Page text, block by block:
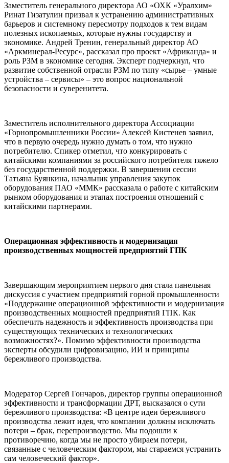
Заместитель генерального директора АО «ОХК «Уралхим»
Ринат Гизатулин призвал к устранению административных
барьеров и системному пересмотру подходов к тем видам
полезных ископаемых, которые нужны государству и
экономике. Андрей Тренин, генеральный директор АО
«Аркминерал-Ресурс», рассказал про проект «Африканда» и
роль РЗМ в экономике сегодня. Эксперт подчеркнул, что
развитие собственной отрасли РЗМ по типу «сырье – умные
устройства – сервисы» – это вопрос национальной
безопасности и суверенитета.
Заместитель исполнительного директора Ассоциации
«Горнопромышленники России» Алексей Кистенев заявил,
что в первую очередь нужно думать о том, что нужно
потребителю. Спикер отметил, что конкурировать с
китайскими компаниями за российского потребителя тяжело
без государственной поддержки. В завершении сессии
Татьяна Буянкина, начальник управления закупок
оборудования ПАО «ММК» рассказала о работе с китайским
рынком оборудования и этапах построения отношений с
китайскими партнерами.
Операционная эффективность и модернизация
производственных мощностей предприятий ГПК
Завершающим мероприятием первого дня стала панельная
дискуссия с участием предприятий горной промышленности
«Поддержание операционной эффективности и модернизация
производственных мощностей предприятий ГПК. Как
обеспечить надежность и эффективность производства при
существующих технических и технологических
возможностях?». Помимо эффективности производства
эксперты обсудили цифровизацию, ИИ и принципы
бережливого производства.
Модератор Сергей Гончаров, директор группы операционной
эффективности и трансформации ДРТ, высказался о сути
бережливого производства: «В центре идеи бережливого
производства лежит идея, что компании должны исключать
потери – брак, перепроизводство. Мы подошли к
противоречию, когда мы не просто убираем потери,
связанные с человеческим фактором, мы стараемся устранить
сам человеческий фактор».